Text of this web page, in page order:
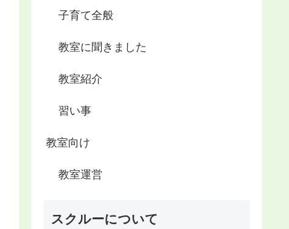
子育て全般
教室に聞きました
教室紹介
習い事
教室向け
教室運営
スクルーについて